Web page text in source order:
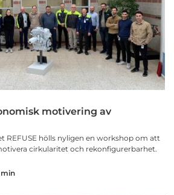
motivering av
REFUSE hölls nyligen en workshop om att
cirkularitet och rekonfigurerbarhet.
min